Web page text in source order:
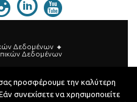
Δεδομένων
Δεδομένων
προσφέρουμε την καλύτερη
συνεχίσετε να χρησιμοποιείτε